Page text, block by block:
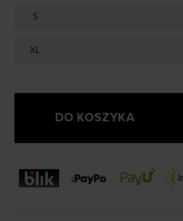
S
XL
DO KOSZYKA